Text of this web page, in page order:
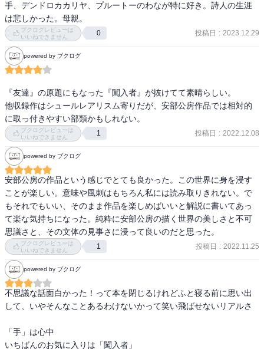
これはどういうジャンルになるんでしょう？
なんとか文学とか言われるものだろうけど
好みからしたら好みではない
でも、どんな本も
読む人が少なくても
文字になれば、誰かと共感できるものと思う
だから、
好き嫌いはあるけれど
その本の良さを
少しでもわかることのできる
読書家になれればいいなぁと
つくづく思いました。
今しばらくは、安倍公房さんからは
距離を置いておこうとおもってますが、、、
手、デンドロカカリヤ、プルートーのわなが特に好き。詩人の生涯
は悲しかった。母親。
ブクログレビューは
いいねできません
0 投稿日 : 2023.12.29
powered by ブクログ
『友達』の原題にもなった『闖入者』が抜けてて素晴らしい。
他収録作はシュールレアリスム寄りだが、安部公房作品では相対的
に取っ付きやすい部類かもしれない。
ブクログレビューは
いいねできません
1 投稿日 : 2022.12.08
powered by ブクログ
安部公房の作品という感じでとても良かった。この世界に身を浸す
ことが楽しい。意味や風刺はもちろん私には読み取りきれない。で
もそれでもいい、そのまま作品を楽しめばいいと解説に書いてあっ
て楽な気持ちになった。純粋に安部公房の描く世界の美しさと不可
思議さと、その文体の見事さに浸って良いのだと思った。
ブクログレビューは
いいねできません
1 投稿日 : 2022.11.25
powered by ブクログ
不思議な話面白かった！って本を閉じるけれどふと寝る前に思い出
して、いやそんなことあるわけないかって笑い飛ばせないリアルさ
「手」は心中
いちばんのお気に入りは「闖入者」